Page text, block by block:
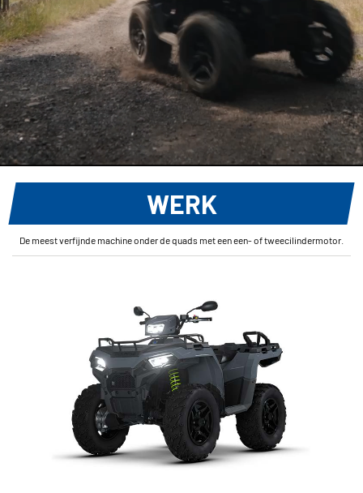
WERK
De meest verfijnde machine onder de quads met een een- of tweecilindermotor.